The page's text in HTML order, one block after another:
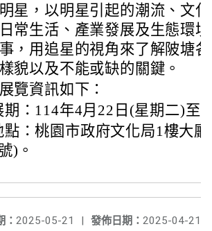
星，以明星引起的潮流、文
常生活、產業發展及生態環
，用追星的視角來了解陂塘
貌以及不能或缺的關鍵。
覽資訊如下：
期：114年4月22日(星期二)至
點：桃園市政府文化局1樓大
)。
發佈日期： 2025-04-21
： 2025-05-21
|